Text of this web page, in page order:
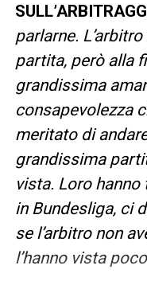
parlarne.
partita, però alla
grandissima
consapevolezza
meritato di
grandissima
vista. Loro
in Bundesliga, ci
se l’arbitro non
l’hanno vista